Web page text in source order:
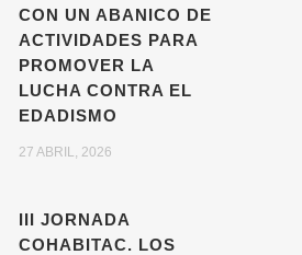
CON UN ABANICO DE
ACTIVIDADES PARA
PROMOVER LA
LUCHA CONTRA EL
EDADISMO
27 ABRIL, 2026
III JORNADA
COHABITAC. LOS